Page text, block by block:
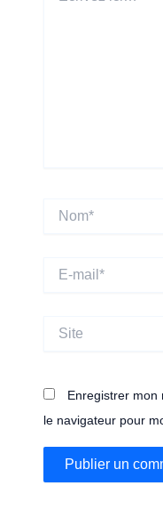
mail*
Enregistrer mon
le navigateur pour